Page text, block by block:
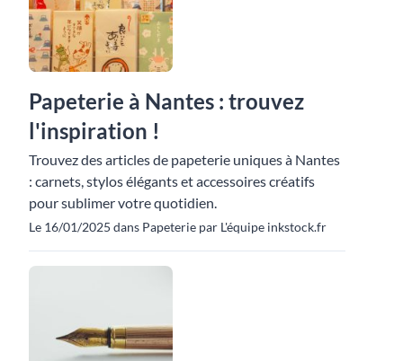
Papeterie à Nantes : trouvez
l'inspiration !
Trouvez des articles de papeterie uniques à Nantes
: carnets, stylos élégants et accessoires créatifs
pour sublimer votre quotidien.
Le 16/01/2025 dans Papeterie par L'équipe inkstock.fr